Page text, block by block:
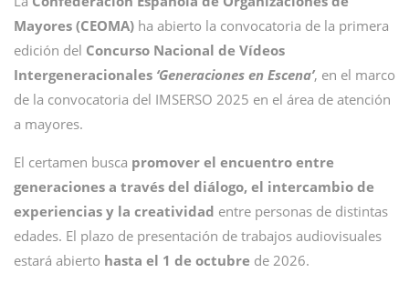
Mayores (CEOMA) ha abierto la convocatoria de la primera
edición del Concurso Nacional de Vídeos
Intergeneracionales ‘Generaciones en Escena’, en el marco
de la convocatoria del IMSERSO 2025 en el área de atención
a mayores.
El certamen busca promover el encuentro entre
generaciones a través del diálogo, el intercambio de
experiencias y la creatividad entre personas de distintas
edades. El plazo de presentación de trabajos audiovisuales
estará abierto hasta el 1 de octubre de 2026.